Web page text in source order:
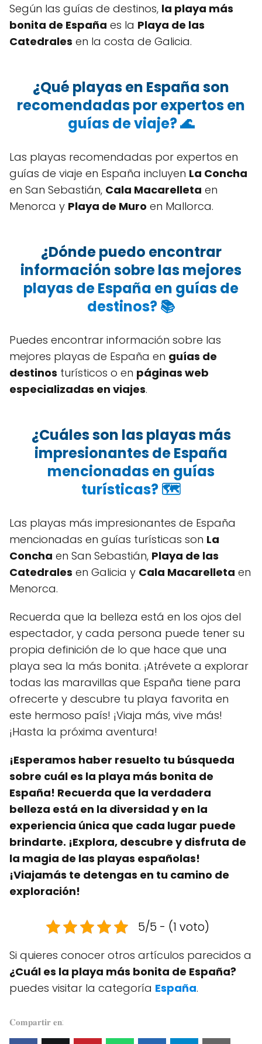
Según las guías de destinos, la playa más
bonita de España es la Playa de las
Catedrales en la costa de Galicia.
¿Qué playas en España son
recomendadas por expertos en
guías de viaje? 🌊
Las playas recomendadas por expertos en
guías de viaje en España incluyen La Concha
en San Sebastián, Cala Macarelleta en
Menorca y Playa de Muro en Mallorca.
¿Dónde puedo encontrar
información sobre las mejores
playas de España en guías de
destinos? 📚
Puedes encontrar información sobre las
mejores playas de España en guías de
destinos turísticos o en páginas web
especializadas en viajes.
¿Cuáles son las playas más
impresionantes de España
mencionadas en guías
turísticas? 🗺️
Las playas más impresionantes de España
mencionadas en guías turísticas son La
Concha en San Sebastián, Playa de las
Catedrales en Galicia y Cala Macarelleta en
Menorca.
Recuerda que la belleza está en los ojos del
espectador, y cada persona puede tener su
propia definición de lo que hace que una
playa sea la más bonita. ¡Atrévete a explorar
todas las maravillas que España tiene para
ofrecerte y descubre tu playa favorita en
este hermoso país! ¡Viaja más, vive más!
¡Hasta la próxima aventura!
¡Esperamos haber resuelto tu búsqueda
sobre cuál es la playa más bonita de
España! Recuerda que la verdadera
belleza está en la diversidad y en la
experiencia única que cada lugar puede
brindarte. ¡Explora, descubre y disfruta de
la magia de las playas españolas!
¡Viajamás te detengas en tu camino de
exploración!
5/5 - (1 voto)
Si quieres conocer otros artículos parecidos a
¿Cuál es la playa más bonita de España?
puedes visitar la categoría España.
𝐂𝐨𝐦𝐩𝐚𝐫𝐭𝐢𝐫 𝐞𝐧: